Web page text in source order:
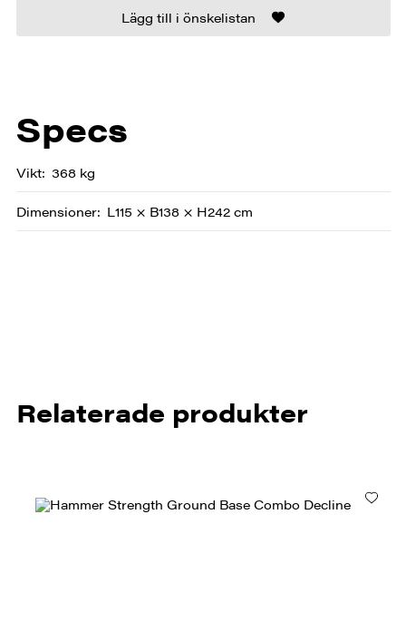
Lägg till i önskelistan
Specs
Vikt 368 kg
Dimensioner L115 × B138 × H242 cm
Relaterade produkter